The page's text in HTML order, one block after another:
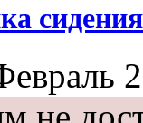
сидения